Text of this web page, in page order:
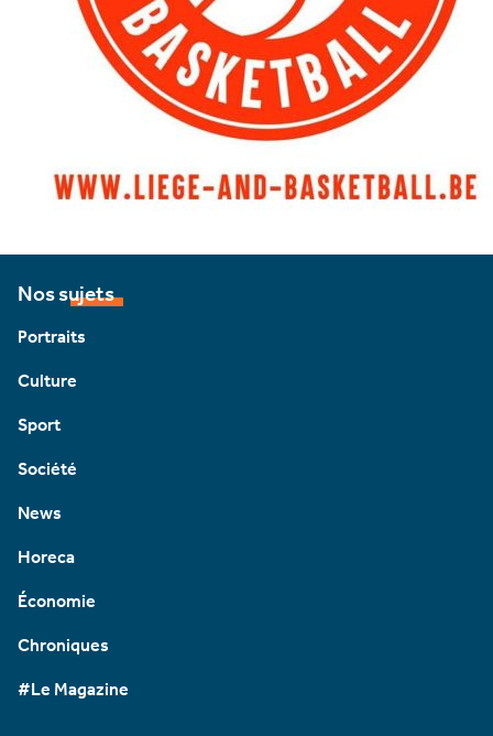
Nos sujets
Portraits
Culture
Sport
Société
News
Horeca
Économie
Chroniques
#Le Magazine